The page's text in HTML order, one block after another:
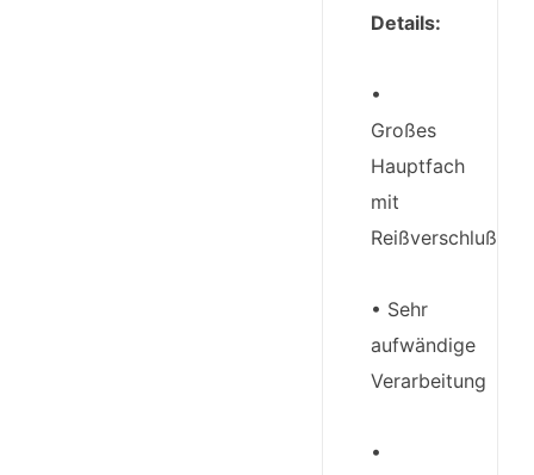
Details:
•
Großes
Hauptfach
mit
Reißverschluß
• Sehr
aufwändige
Verarbeitung
•